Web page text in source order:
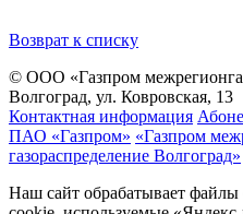
Возврат к списку
© ООО «Газпром
Волгоград, ул. Ковровская, 13
Контактная информация
ПАО «Газпром» «Газпром
газораспределение Волгоград»
Наш сайт обрабатывает